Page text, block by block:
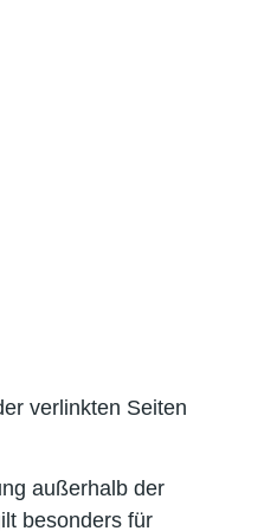
verlinkten Seiten
außerhalb der
besonders für